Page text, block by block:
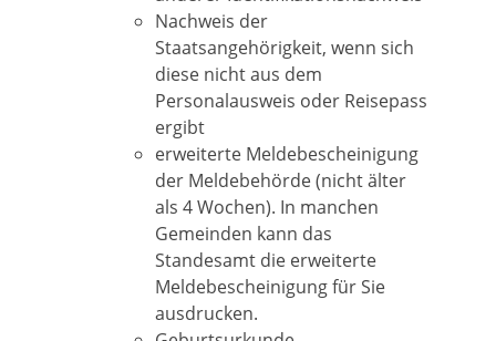
​​​​​​​Nachweis der
Staatsangehörigkeit, wenn sich
diese nicht aus dem
Personalausweis oder Reisepass
ergibt
erweiterte Meldebescheinigung
der Meldebehörde (nicht älter
als 4 Wochen). In manchen
Gemeinden kann das
Standesamt die erweiterte
Meldebescheinigung für Sie
ausdrucken.